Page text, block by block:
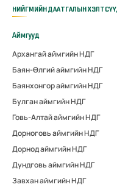
НИЙГМИЙН ДААТГАЛЫН
Аймгууд
Архангай аймгийн НДГ
Баян-Өлгий аймгийн НДГ
Баянхонгор аймгийн НДГ
Булган аймгийн НДГ
Говь-Алтай аймгийн НДГ
Дорноговь аймгийн НДГ
Дорнод аймгийн НДГ
Дундговь аймгийн НДГ
Завхан аймгийн НДГ